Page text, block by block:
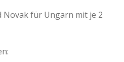
Novak für Ungarn mit je 2